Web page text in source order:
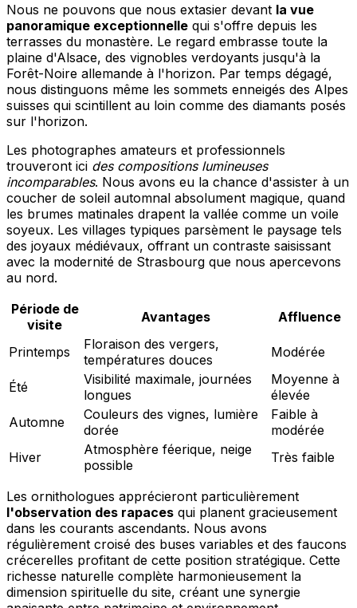
Nous ne pouvons que nous extasier devant la vue
panoramique exceptionnelle qui s'offre depuis les
terrasses du monastère. Le regard embrasse toute la
plaine d'Alsace, des vignobles verdoyants jusqu'à la
Forêt-Noire allemande à l'horizon. Par temps dégagé,
nous distinguons même les sommets enneigés des Alpes
suisses qui scintillent au loin comme des diamants posés
sur l'horizon.
Les photographes amateurs et professionnels
trouveront ici des compositions lumineuses
incomparables. Nous avons eu la chance d'assister à un
coucher de soleil automnal absolument magique, quand
les brumes matinales drapent la vallée comme un voile
soyeux. Les villages typiques parsèment le paysage tels
des joyaux médiévaux, offrant un contraste saisissant
avec la modernité de Strasbourg que nous apercevons
au nord.
Période de
visite
Avantages Affluence
Printemps
Floraison des vergers,
températures douces
Modérée
Été
Visibilité maximale, journées
longues
Moyenne à
élevée
Automne
Couleurs des vignes, lumière
dorée
Faible à
modérée
Hiver
Atmosphère féerique, neige
possible
Très faible
Les ornithologues apprécieront particulièrement
l'observation des rapaces qui planent gracieusement
dans les courants ascendants. Nous avons
régulièrement croisé des buses variables et des faucons
crécerelles profitant de cette position stratégique. Cette
richesse naturelle complète harmonieusement la
dimension spirituelle du site, créant une synergie